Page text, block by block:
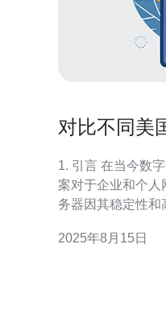
对比不同美
1. 引言 在当今数字化时代，选择合适的托管服务器方
案对于企业和个人
务器因其稳定性和
做出明智的选择。 2. 美国托管服务器的类型 美国的托
2025年8月15日